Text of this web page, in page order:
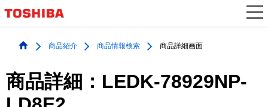
商品紹介 商品情報検索 商品詳細画面
商品詳細：LEDK-78929NP-